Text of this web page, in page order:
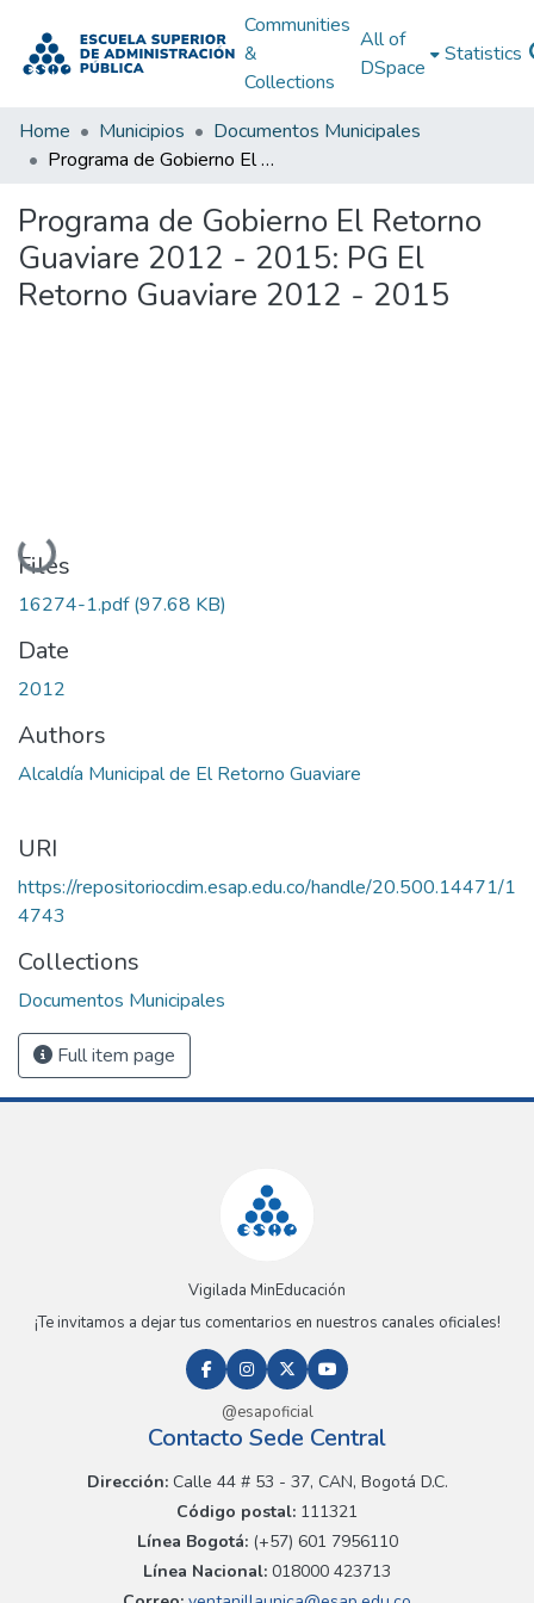
Communities
&
Collections
All of
DSpace
Statistics
Home Municipios
Documentos Municipales
Programa de Gobierno El Retorno Guaviare 2012 - 2015: PG El Retorno Guaviare 2012 - 2015
Programa de Gobierno El Retorno
Guaviare 2012 - 2015: PG El
Retorno Guaviare 2012 - 2015
Loading...
Files
16274-1.pdf(97.68 KB)
Date
2012
Authors
Alcaldía Municipal de El Retorno Guaviare
URI
https://repositoriocdim.esap.edu.co/handle/20.500.14471/1
4743
Collections
Documentos Municipales
Full item page
Vigilada MinEducación
¡Te invitamos a dejar tus comentarios en nuestros canales oficiales!
@esapoficial
Contacto Sede Central
Dirección:Calle 44 # 53 - 37, CAN, Bogotá D.C.
Código postal: 111321
Línea Bogotá:(+57) 601 7956110
Línea Nacional: 018000 423713